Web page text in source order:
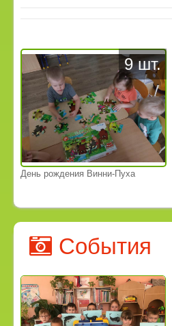
9 шт.
День рождения Винни-Пуха
События